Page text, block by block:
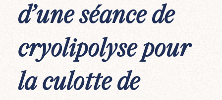
d’une séance de
cryolipolyse pour
la culotte de